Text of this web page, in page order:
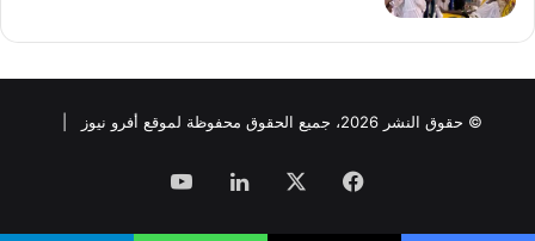
© حقوق النشر 2026، جميع الحقوق محفوظة لموقع أفرو نيوز |
فيسبوك لينكدإن